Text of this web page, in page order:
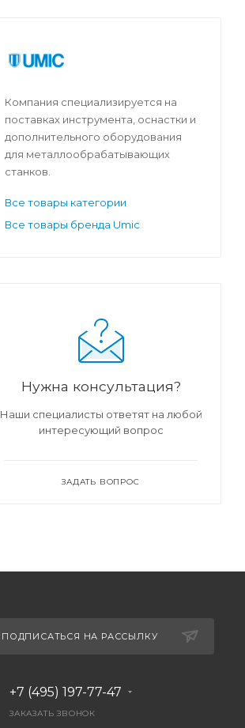
Компания специализируется на
поставках инструмента, оснастки и
дополнительного оборудования
для металлообрабатывающих
станков.
Все товары категории
Все товары бренда Umic
Нужна консультация?
Наши специалисты ответят на любой
интересующий вопрос
ЗАДАТЬ ВОПРОС
ПОДПИСАТЬСЯ НА РАССЫЛКУ
+7 (495) 197-77-47
ЗАКАЗАТЬ ЗВОНОК